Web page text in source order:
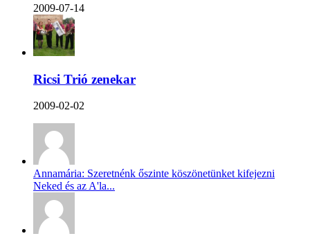
2009-07-14
Ricsi Trió zenekar
2009-02-02
Annamária: Szeretnénk őszinte köszönetünket kifejezni
Neked és az A'la...